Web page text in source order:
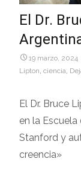
El Dr.
19 marzo, 2024
Lipton ciencia
El Dr. Bruce
en la
Stanford y
creencia»